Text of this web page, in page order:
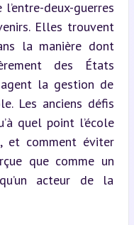
deux-guerres
Elles trouvent
la manière dont
des États
la gestion de
Les anciens défis
quel point l’école
et comment éviter
que comme un
acteur de la